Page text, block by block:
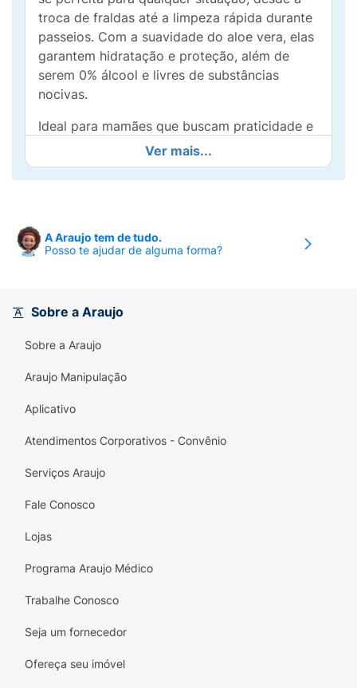
troca de fraldas até a limpeza rápida durante
passeios. Com a suavidade do aloe vera, elas
garantem hidratação e proteção, além de
serem 0% álcool e livres de substâncias
nocivas.
Ideal para mamães que buscam praticidade e
segurança, o pacote contém 120 unidades,
oferecendo uma economia excepcional sem
abrir mão da qualidade. As toalhas Upa Bebê
toque. Torne o cuidado com seu bebê ainda
mais especial e prático com nossas toalhas
Ver mais...
A Araujo tem de tudo.
Posso te ajudar de alguma forma?
Sobre a Araujo
Sobre a Araujo
Araujo Manipulação
Aplicativo
Atendimentos Corporativos - Convênio
Serviços Araujo
Fale Conosco
Lojas
Programa Araujo Médico
Trabalhe Conosco
Seja um fornecedor
Ofereça seu imóvel